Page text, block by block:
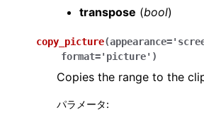
transpose (bool)
copy_picture(appearance=
format='picture' )
Copies the range to the
パラメータ: